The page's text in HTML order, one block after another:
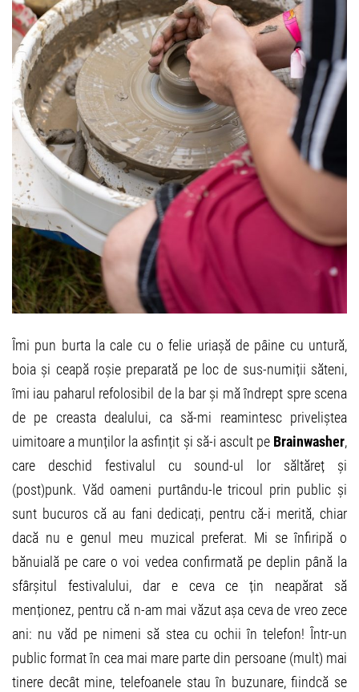
Îmi pun burta la cale cu o felie uriașă de pâine cu untură,
boia și ceapă roșie preparată pe loc de sus-numiții săteni,
îmi iau paharul refolosibil de la bar și mă îndrept spre scena
de pe creasta dealului, ca să-mi reamintesc priveliștea
uimitoare a munților la asfințit și să-i ascult pe Brainwasher,
care deschid festivalul cu sound-ul lor săltăreț și
(post)punk. Văd oameni purtându-le tricoul prin public și
sunt bucuros că au fani dedicați, pentru că-i merită, chiar
dacă nu e genul meu muzical preferat. Mi se înfiripă o
bănuială pe care o voi vedea confirmată pe deplin până la
sfârșitul festivalului, dar e ceva ce țin neapărat să
menționez, pentru că n-am mai văzut așa ceva de vreo zece
ani: nu văd pe nimeni să stea cu ochii în telefon! Într-un
public format în cea mai mare parte din persoane (mult) mai
tinere decât mine, telefoanele stau în buzunare, fiindcă se